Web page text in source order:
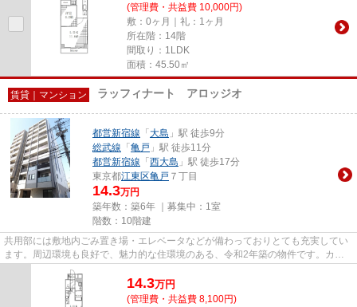
(管理費・共益費 10,000円)
敷：0ヶ月｜礼：1ヶ月
所在階：14階
間取り：1LDK
面積：45.50㎡
賃貸｜マンション ラッフィナート アロッジオ
都営新宿線 「 大島 」駅 徒歩9分
総武線 「 亀戸 」駅 徒歩11分
都営新宿線 「 西大島 」駅 徒歩17分
東京都江東区亀戸 ７丁目
14.3万円
築年数：築6年 ｜募集中： 1室
階数：10階建
共用部には敷地内ごみ置き場・エレベータなどが備わっておりとても充実してい
ます。周辺環境も良好で、魅力的な住環境のある、令和2年築の物件です。カー
ド決済であれば、現金が手元に...
14.3万円
(管理費・共益費 8,100円)